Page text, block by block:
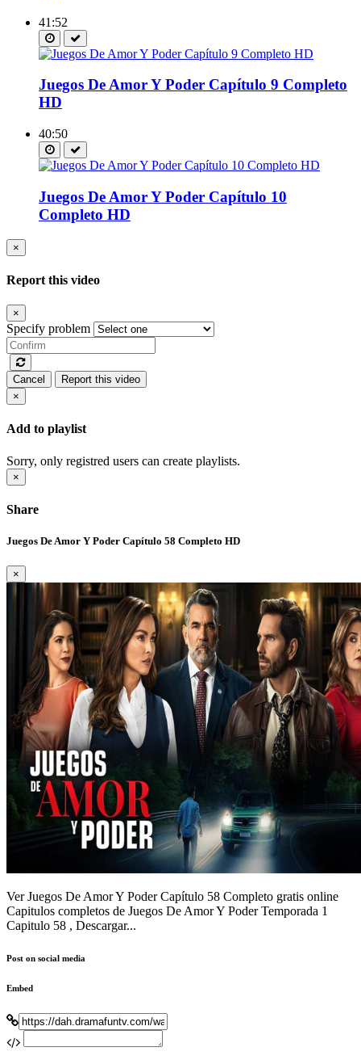
41:52
Juegos De Amor Y Poder Capítulo 9 Completo
HD
40:50
Juegos De Amor Y Poder Capítulo 10
Completo HD
×
Report this video
×
Specify problem
Cancel
Report this video
×
Add to playlist
Sorry, only registred users can create playlists.
×
Share
Juegos De Amor Y Poder Capítulo 58 Completo HD
×
Ver Juegos De Amor Y Poder Capítulo 58 Completo gratis online
Capitulos completos de Juegos De Amor Y Poder Temporada 1
Capitulo 58 , Descargar...
Post on social media
Embed